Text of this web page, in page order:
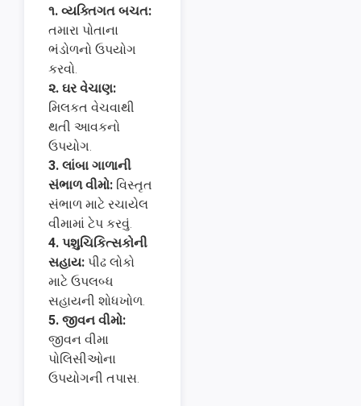
૧.વ્યક્તિગત બચત:
તમારા પોતાના
ભંડોળનો ઉપયોગ
કરવો.
૨.ઘર વેચાણ:
મિલકત વેચવાથી
થતી આવકનો
ઉપયોગ.
3.લાંબા ગાળાની
સંભાળ વીમો: વિસ્તૃત
સંભાળ માટે રચાયેલ
વીમામાં ટેપ કરવું.
4.પશુચિકિત્સકોની
સહાય:પીઢ લોકો
માટે ઉપલબ્ધ
સહાયની શોધખોળ.
5.જીવન વીમો:
જીવન વીમા
પોલિસીઓના
ઉપયોગની તપાસ.